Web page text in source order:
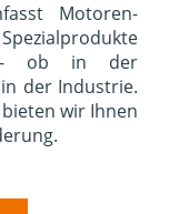
Motoren-
– ob in der
der Industrie.
wir Ihnen